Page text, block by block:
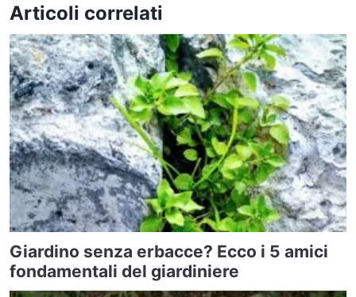
Articoli correlati
Giardino senza erbacce? Ecco i 5 amici
fondamentali del giardiniere